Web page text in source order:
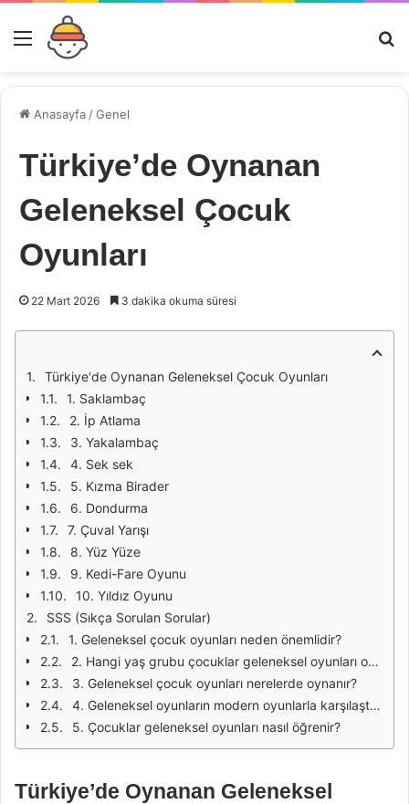
Menü
Anasayfa /Genel
Türkiye’de Oynanan
Geleneksel Çocuk
Oyunları
22 Mart 2026 3 dakika okuma süresi
Türkiye'de Oynanan Geleneksel Çocuk Oyunları
1. Saklambaç
2. İp Atlama
3. Yakalambaç
4. Sek sek
5. Kızma Birader
6. Dondurma
7. Çuval Yarışı
8. Yüz Yüze
9. Kedi-Fare Oyunu
10. Yıldız Oyunu
SSS (Sıkça Sorulan Sorular)
1. Geleneksel çocuk oyunları neden önemlidir?
2. Hangi yaş grubu çocuklar geleneksel oyunları oynayabilir?
3. Geleneksel çocuk oyunları nerelerde oynanır?
4. Geleneksel oyunların modern oyunlarla karşılaştırılması nasıldır?
5. Çocuklar geleneksel oyunları nasıl öğrenir?
Türkiye’de Oynanan Geleneksel